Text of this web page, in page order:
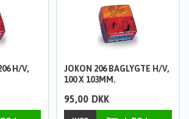
H/V,
JOKON 206 BAGLYGTE H/V,
100 X 103MM.
95,00 DKK